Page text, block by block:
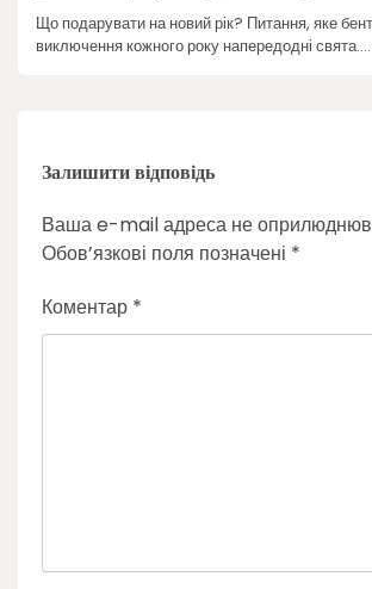
Що подарувати на новий рік? Питання, яке
виключення кожного року напередодні свята.…
Залишити відповідь
Ваша e-mail адреса не
Обов’язкові поля позначені *
Коментар *